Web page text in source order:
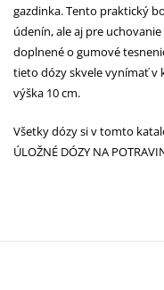
gazdinka. Tento praktický
údenín, ale aj pre
doplnené o gumové
tieto dózy skvele vynímať v
výška 10 cm.
Všetky dózy si v tomto
ÚLOŽNÉ DÓZY NA